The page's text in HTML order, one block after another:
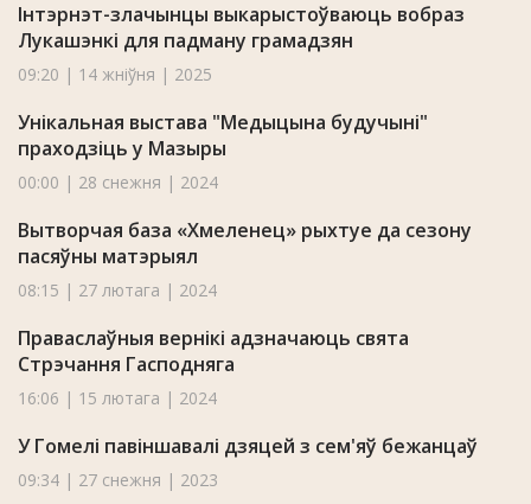
Інтэрнэт-злачынцы выкарыстоўваюць вобраз
Лукашэнкі для падману грамадзян
09:20 | 14 жніўня | 2025
Унікальная выстава "Медыцына будучыні"
праходзіць у Мазыры
00:00 | 28 снежня | 2024
Вытворчая база «Хмеленец» рыхтуе да сезону
пасяўны матэрыял
08:15 | 27 лютага | 2024
Праваслаўныя вернікі адзначаюць свята
Стрэчання Гасподняга
16:06 | 15 лютага | 2024
У Гомелі павіншавалі дзяцей з сем'яў бежанцаў
09:34 | 27 снежня | 2023